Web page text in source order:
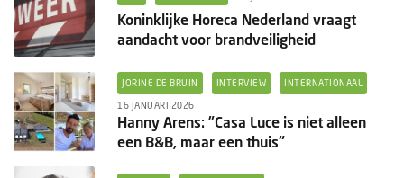
Koninklijke Horeca Nederland vraagt
aandacht voor brandveiligheid
JORINE DE BRUIN INTERVIEW INTERNATIONAAL
16 JANUARI 2026
Hanny Arens: "Casa Luce is niet alleen
een B&B, maar een thuis"